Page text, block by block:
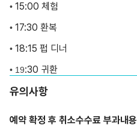
• 15:00 체험
• 17:30 환복
• 18:15 펍 디너
• 19:30 귀환
유의사항
예약 확정 후 취소수수료 부과내용